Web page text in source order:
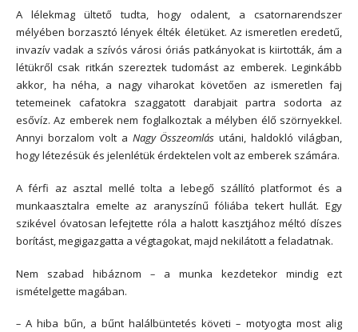
A lélekmag ültető tudta, hogy odalent, a csatornarendszer
mélyében borzasztó lények élték életüket. Az ismeretlen eredetű,
invazív vadak a szívós városi óriás patkányokat is kiirtották, ám a
létükről csak ritkán szereztek tudomást az emberek. Leginkább
akkor, ha néha, a nagy viharokat követően az ismeretlen faj
tetemeinek cafatokra szaggatott darabjait partra sodorta az
esővíz. Az emberek nem foglalkoztak a mélyben élő szörnyekkel.
Annyi borzalom volt a Nagy Összeomlásutáni, haldokló világban,
hogy létezésük és jelenlétük érdektelen volt az emberek számára.
A férfi az asztal mellé tolta a lebegő szállító platformot és a
munkaasztalra emelte az aranyszínű fóliába tekert hullát. Egy
szikével óvatosan lefejtette róla a halott kasztjához méltó díszes
borítást, megigazgatta a végtagokat, majd nekilátott a feladatnak.
Nem szabad hibáznom – a munka kezdetekor mindig ezt
ismételgette magában.
–A hiba bűn, a bűnt halálbüntetés követi – motyogta most alig